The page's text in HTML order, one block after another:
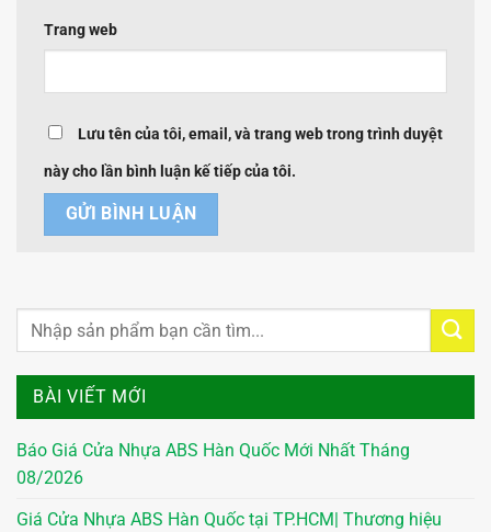
BÀI VIẾT MỚI
Báo Giá Cửa Nhựa ABS Hàn Quốc Mới Nhất Tháng
08/2026
Giá Cửa Nhựa ABS Hàn Quốc tại TP.HCM| Thương hiệu
Trang web
Lưu tên của tôi, email, và trang web trong trình duyệt
này cho lần bình luận kế tiếp của tôi.